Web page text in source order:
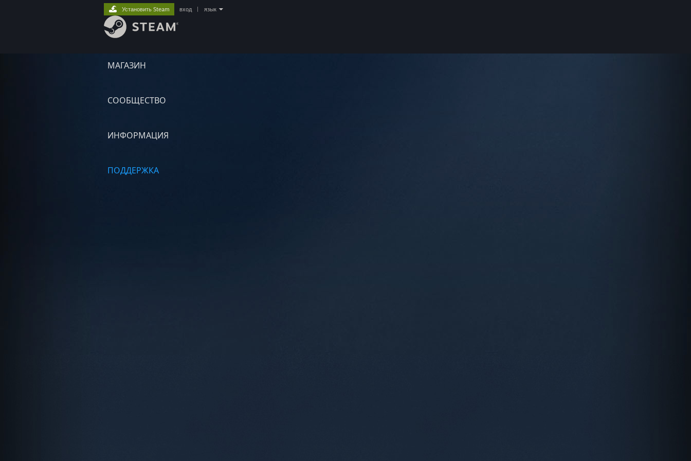
МАГАЗИН
СООБЩЕСТВО
ИНФОРМАЦИЯ
ПОДДЕРЖКА
Установить Steam вход язык